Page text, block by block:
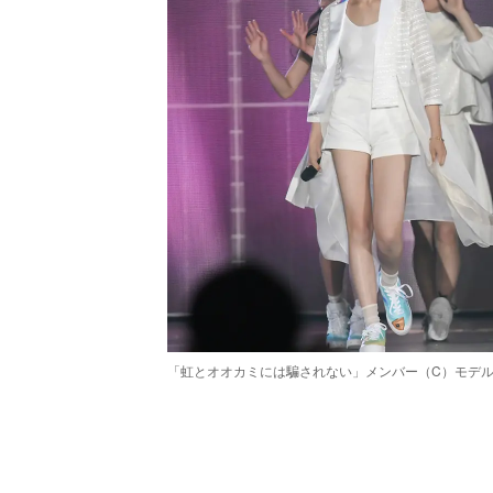
「虹とオオカミには騙されない」メンバー（C）モデ